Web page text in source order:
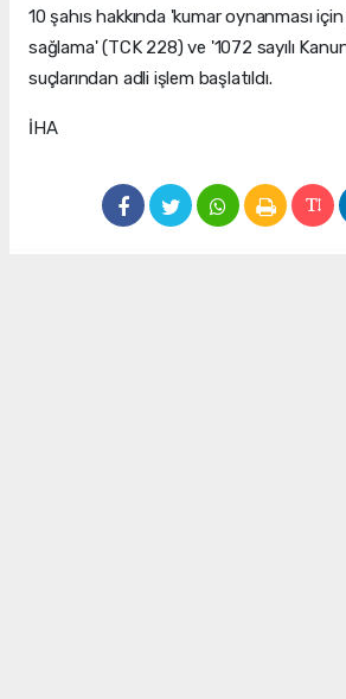
10 şahıs hakkında 'kumar oynanması
sağlama' (TCK 228) ve '1072 sayılı
suçlarından adli işlem başlatıldı.
İHA